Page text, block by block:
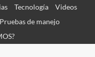
Tecnología
Videos
Pruebas de manejo